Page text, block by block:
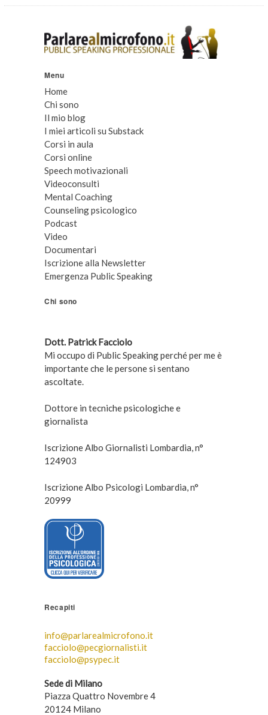
Menu
Home
Chi sono
Il mio blog
I miei articoli su Substack
Corsi in aula
Corsi online
Speech motivazionali
Videoconsulti
Mental Coaching
Counseling psicologico
Podcast
Video
Documentari
Iscrizione alla Newsletter
Emergenza Public Speaking
Chi sono
Dott. Patrick Facciolo
Mi occupo di Public Speaking perché per me è
importante che le persone si sentano
ascoltate.
Dottore in tecniche psicologiche e
giornalista
Iscrizione Albo Giornalisti Lombardia, n°
124903
Iscrizione Albo Psicologi Lombardia, n°
20999
Recapiti
info@parlarealmicrofono.it
facciolo@pecgiornalisti.it
facciolo@psypec.it
Sede di Milano
Piazza Quattro Novembre 4
20124 Milano